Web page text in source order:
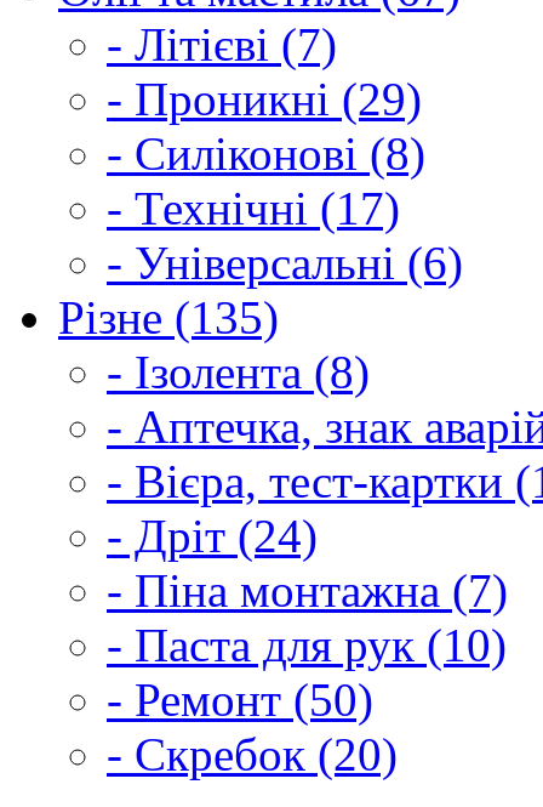
- Літієві (7)
- Проникні (29)
- Силіконові (8)
- Технічні (17)
- Універсальні (6)
Різне (135)
- Ізолента (8)
- Аптечка, знак
- Вієра, тест-картки
- Дріт (24)
- Піна монтажна (7)
- Паста для рук (10)
- Ремонт (50)
- Скребок (20)